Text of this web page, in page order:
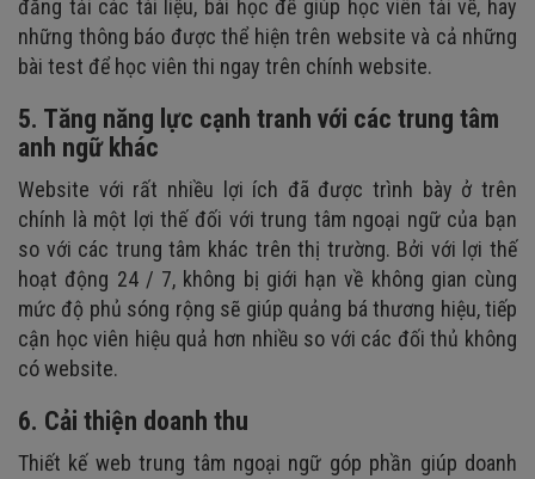
đăng tải các tài liệu, bài học để giúp học viên tải về, hay
những thông báo được thể hiện trên website và cả những
bài test để học viên thi ngay trên chính website.
5. Tăng năng lực cạnh tranh với các trung tâm
anh ngữ khác
Website với rất nhiều lợi ích đã được trình bày ở trên
chính là một lợi thế đối với trung tâm ngoại ngữ của bạn
so với các trung tâm khác trên thị trường. Bởi với lợi thế
hoạt động 24 / 7, không bị giới hạn về không gian cùng
mức độ phủ sóng rộng sẽ giúp quảng bá thương hiệu, tiếp
cận học viên hiệu quả hơn nhiều so với các đối thủ không
có website.
6. Cải thiện doanh thu
Thiết kế web trung tâm ngoại ngữ góp phần giúp doanh